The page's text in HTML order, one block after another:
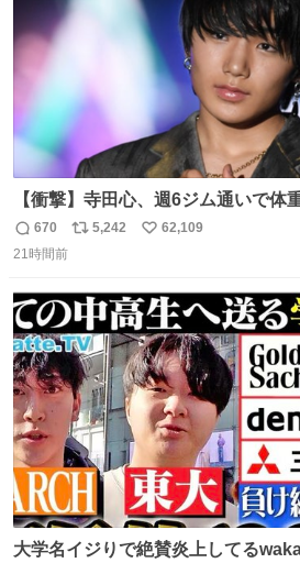
【衝撃】寺田心、週6ジム通いで
のベンチプレス持ち上げる姿披露
news.livedoor.com/article/detail… 元々自重のみだった
のためおにぎり10個、ゼリー飲料3
千kcalオーバーの食事を摂取し、増
返
信
670
リ
ト
数
5,242
い
数
62,109
21時間前
大学名イジりで絶賛炎上してる